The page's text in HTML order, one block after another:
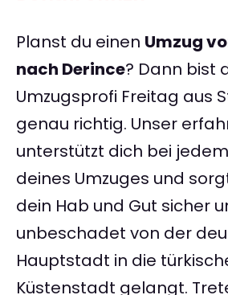
Planst du einen Umzug
nach Derince? Dann bist
Umzugsprofi Freitag aus
genau richtig. Unser
unterstützt dich bei
deines Umzuges und
dein Hab und Gut sicher
unbeschadet von der
Hauptstadt in die
Küstenstadt gelangt.